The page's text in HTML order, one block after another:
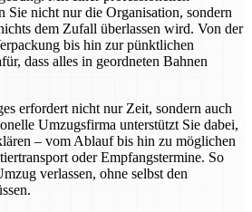
Sie nicht nur die Organisation, sondern
dem Zufall überlassen wird. Von der
bis hin zur pünktlichen
dass alles in geordneten Bahnen
erfordert nicht nur Zeit, sondern auch
Umzugsfirma unterstützt Sie dabei,
– vom Ablauf bis hin zu möglichen
oder Empfangstermine. So
verlassen, ohne selbst den